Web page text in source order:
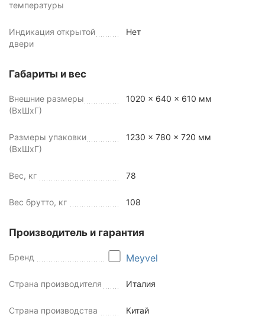
температуры
Индикация открытой
двери
Нет
Габариты и вес
Внешние размеры
(ВхШхГ)
1020 x 640 x 610 мм
Размеры упаковки
(ВхШхГ)
1230 x 780 x 720 мм
Вес, кг 78
Вес брутто, кг 108
Производитель и гарантия
Бренд Meyvel
Страна производителя Италия
Страна производства Китай